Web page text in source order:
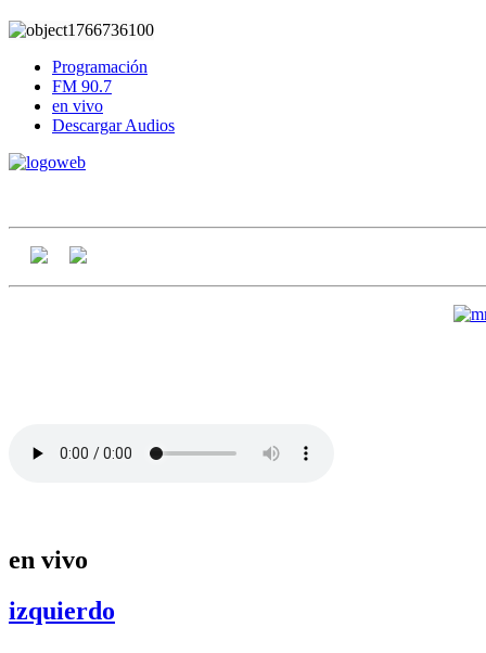
Programación
FM 90.7
en vivo
Descargar Audios
en vivo
izquierdo